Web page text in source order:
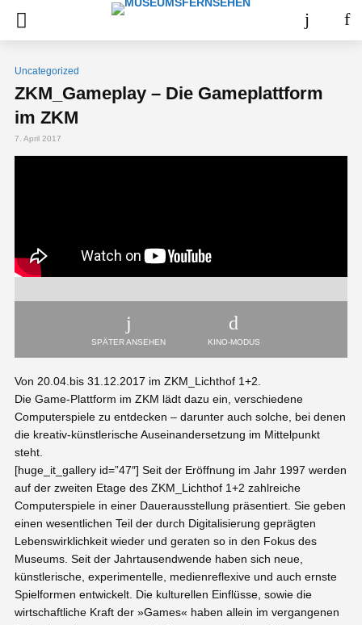
Uncategorized
ZKM_Gameplay – Die Gameplattform
im ZKM
7. April 2017
SPÄTER ANSEHEN KINO-MODUS
Von 20.04.bis 31.12.2017 im ZKM_Lichthof 1+2.
Die Game-Plattform im ZKM lädt dazu ein, verschiedene
Computerspiele zu entdecken – darunter auch solche, bei denen
die kreativ-künstlerische Auseinandersetzung im Mittelpunkt
steht.
[huge_it_gallery id=”47″] Seit der Eröffnung im Jahr 1997 werden
auf der zweiten Etage des ZKM_Lichthof 1+2 zahlreiche
Computerspiele in einer Dauerausstellung präsentiert. Sie geben
einen wesentlichen Teil der durch Digitalisierung geprägten
Lebenswirklichkeit wieder und geraten so in den Fokus des
Museums. Seit der Jahrtausendwende haben sich neue,
künstlerische, experimentelle, medienreflexive und auch ernste
Spielformen entwickelt. Die kulturellen Einflüsse, sowie die
wirtschaftliche Kraft der »Games« haben allein im vergangenen